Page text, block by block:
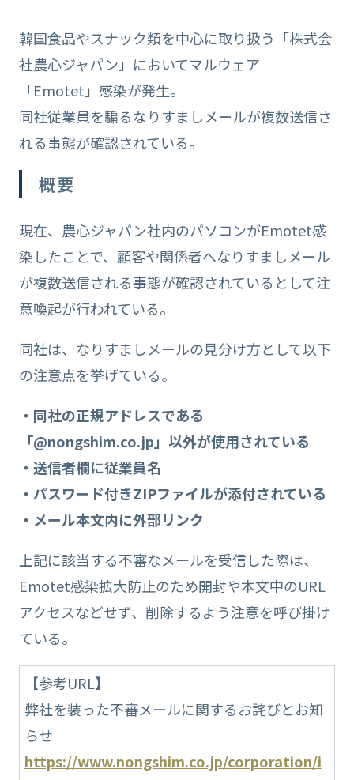
韓国食品やスナック類を中心に取り扱う「株式会
社農心ジャパン」においてマルウェア
「Emotet」感染が発生。
同社従業員を騙るなりすましメールが複数送信さ
れる事態が確認されている。
概要
現在、農心ジャパン社内のパソコンがEmotet感
染したことで、顧客や関係者へなりすましメール
が複数送信される事態が確認されているとして注
意喚起が行われている。
同社は、なりすましメールの見分け方として以下
の注意点を挙げている。
・同社の正規アドレスである
「@nongshim.co.jp」以外が使用されている
・送信者欄に従業員名
・パスワード付きZIPファイルが添付されている
・メール本文内に外部リンク
上記に該当する不審なメールを受信した際は、
Emotet感染拡大防止のため開封や本文中のURL
アクセスなどせず、削除するよう注意を呼び掛け
ている。
【参考URL】
弊社を装った不審メールに関するお詫びとお知
らせ
https://www.nongshim.co.jp/corporation/i